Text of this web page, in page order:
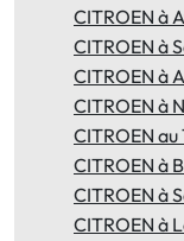
CITROEN à
CITROEN à
CITROEN à
CITROEN à
CITROEN
CITROEN à
CITROEN à
CITROEN à